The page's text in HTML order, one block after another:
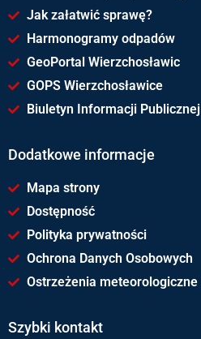
Jak załatwić sprawę?
Harmonogramy odpadów
GeoPortal Wierzchosławic
GOPS Wierzchosławice
Biuletyn Informacji Publicznej
Dodatkowe informacje
Mapa strony
Dostępność
Polityka prywatności
Ochrona Danych Osobowych
Ostrzeżenia meteorologiczne
Szybki kontakt